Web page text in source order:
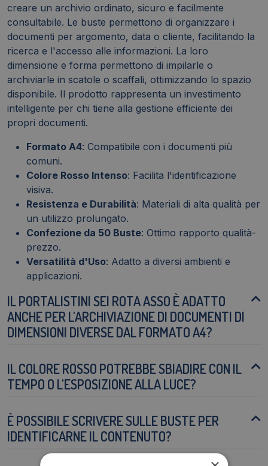
creare un archivio ordinato, sicuro e facilmente
consultabile. Le buste permettono di organizzare i
documenti per argomento, data o cliente, facilitando la
ricerca e l'accesso alle informazioni. La loro
dimensione e forma permettono di impilarle o
archiviarle in scatole o scaffali, ottimizzando lo spazio
disponibile. Il prodotto rappresenta un investimento
intelligente per chi tiene alla gestione efficiente dei
propri documenti.
Formato A4: Compatibile con i documenti più
comuni.
Colore Rosso Intenso: Facilita l'identificazione
visiva.
Resistenza e Durabilità: Materiali di alta qualità per
un utilizzo prolungato.
Confezione da 50 Buste: Ottimo rapporto qualità-
prezzo.
Versatilità d'Uso: Adatto a diversi ambienti e
applicazioni.
IL PORTALISTINI SEI ROTA ASSO È ADATTO
ANCHE PER L'ARCHIVIAZIONE DI DOCUMENTI DI
DIMENSIONI DIVERSE DAL FORMATO A4?
IL COLORE ROSSO POTREBBE SBIADIRE CON IL
TEMPO O L'ESPOSIZIONE ALLA LUCE?
È POSSIBILE SCRIVERE SULLE BUSTE PER
IDENTIFICARNE IL CONTENUTO?